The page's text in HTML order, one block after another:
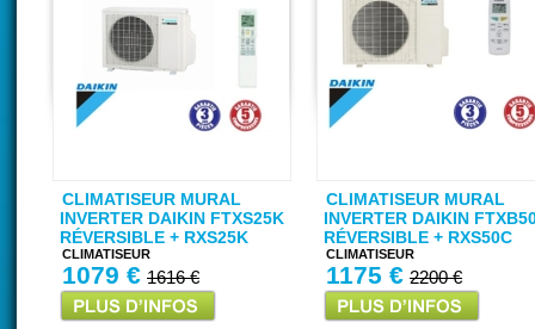
CLIMATISEUR MURAL
INVERTER DAIKIN FTXS25K
RÉVERSIBLE + RXS25K
CLIMATISEUR
1079 € 1616 €
CLIMATISEUR MURAL
INVERTER DAIKIN
RÉVERSIBLE + RXS50C
CLIMATISEUR
1175 € 2200 €